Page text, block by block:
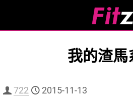
我的渣馬
722 2015-11-13